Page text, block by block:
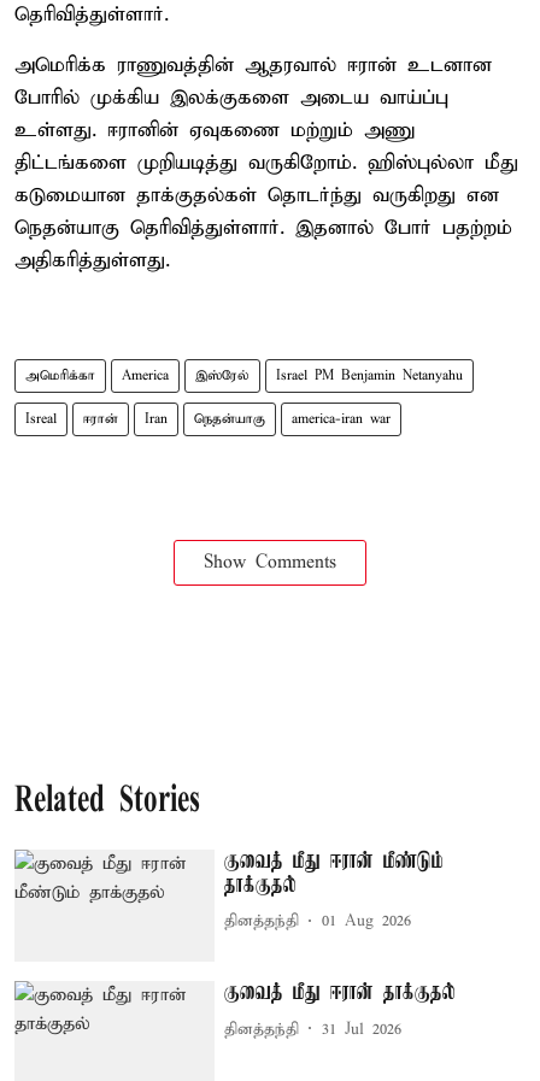
தெரிவித்துள்ளார்.
அமெரிக்க ராணுவத்தின் ஆதரவால் ஈரான் உடனான
போரில் முக்கிய இலக்குகளை அடைய வாய்ப்பு
உள்ளது. ஈரானின் ஏவுகணை மற்றும் அணு
திட்டங்களை முறியடித்து வருகிறோம். ஹிஸ்புல்லா மீது
கடுமையான தாக்குதல்கள் தொடர்ந்து வருகிறது என
நெதன்யாகு தெரிவித்துள்ளார். இதனால் போர் பதற்றம்
அதிகரித்துள்ளது.
அமெரிக்கா America இஸ்ரேல் Israel PM Benjamin Netanyahu
Isreal ஈரான் Iran நெதன்யாகு america-iran war
Show Comments
Related Stories
குவைத் மீது ஈரான் மீண்டும்
தாக்குதல்
தினத்தந்தி 01 Aug 2026
குவைத் மீது ஈரான் தாக்குதல்
தினத்தந்தி 31 Jul 2026